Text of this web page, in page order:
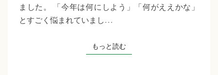
行
ました。 「今年は何にしよう」「何がええかな」
とすごく悩まれていまし…
もっと読むもっと読む